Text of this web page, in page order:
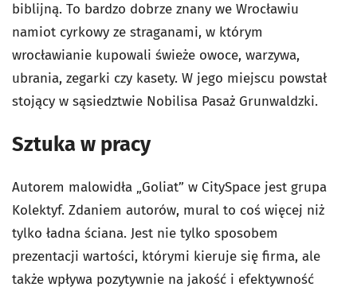
biblijną. To bardzo dobrze znany we Wrocławiu
namiot cyrkowy ze straganami, w którym
wrocławianie kupowali świeże owoce, warzywa,
ubrania, zegarki czy kasety. W jego miejscu powstał
stojący w sąsiedztwie Nobilisa Pasaż Grunwaldzki.
Sztuka w pracy
Autorem malowidła „Goliat” w CitySpace jest grupa
Kolektyf. Zdaniem autorów, mural to coś więcej niż
tylko ładna ściana. Jest nie tylko sposobem
prezentacji wartości, którymi kieruje się firma, ale
także wpływa pozytywnie na jakość i efektywność